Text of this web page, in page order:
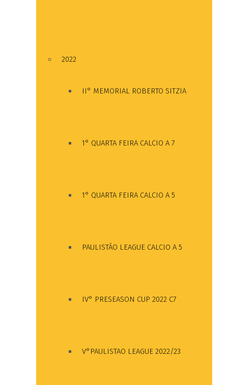
2022
II° MEMORIAL ROBERTO SITZIA
1° QUARTA FEIRA CALCIO A 7
1° QUARTA FEIRA CALCIO A 5
PAULISTÃO LEAGUE CALCIO A 5
IV° PRESEASON CUP 2022 C7
V°PAULISTAO LEAGUE 2022/23